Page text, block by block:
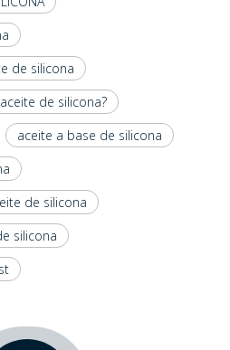
de silicona
de silicona?
aceite a base de silicona
de silicona
silicona